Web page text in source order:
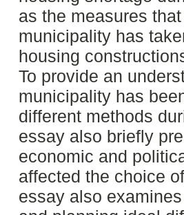
as the measures
municipality has
housing
To provide an
municipality has
different methods
essay also briefly
economic and
affected the choice
essay also